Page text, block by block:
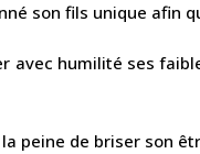
son fils unique afin
avec humilité ses
peine de briser son